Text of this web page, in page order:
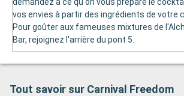
vos envies à partir des ingrédients de votre
Pour goûter aux fameuses mixtures de
Bar, rejoignez l'arrière du pont 5.
Tout savoir sur Carnival Freedom